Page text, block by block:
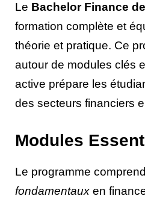
Le Bachelor Finance
formation complète et
théorie et pratique. Ce
autour de modules clés
active prépare les
des secteurs financiers
Modules
Le programme
fondamentaux en